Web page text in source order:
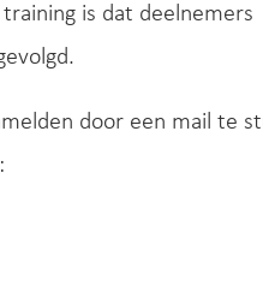
is dat
door een mail te